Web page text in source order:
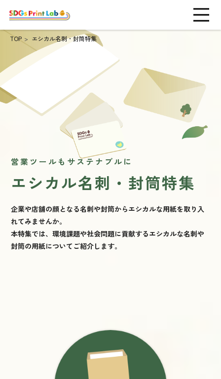
TOP エシカル名刺・封筒特集
営業ツールもサステナブルに
エシカル名刺・封筒特集
企業や店舗の顔となる名刺や封筒からエシカルな用紙を取り入
れてみませんか。
本特集では、環境課題や社会問題に貢献するエシカルな名刺や
封筒の用紙についてご紹介します。